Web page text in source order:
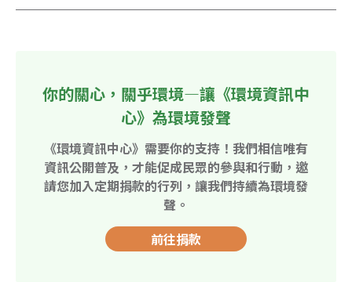
你的關心，關乎環境—讓《環境資訊中
心》為環境發聲
《環境資訊中心》需要你的支持！我們相信唯有
資訊公開普及，才能促成民眾的參與和行動，邀
請您加入定期捐款的行列，讓我們持續為環境發
聲。
前往捐款